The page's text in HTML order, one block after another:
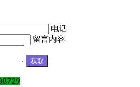
电话
留言内容